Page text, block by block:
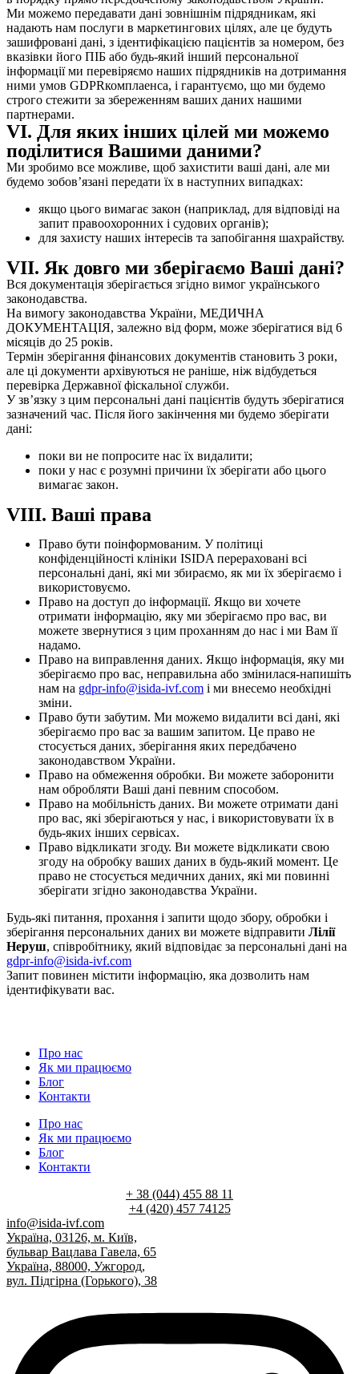
Ми можемо передавати дані зовнішнім підрядникам, які
надають нам послуги в маркетингових цілях, але це будуть
зашифровані дані, з ідентифікацією пацієнтів за номером, без
вказівки його ПІБ або будь-який інший персональної
інформації ми перевіряємо наших підрядників на дотримання
ними умов GDPRкомплаенса, і гарантуємо, що ми будемо
строго стежити за збереженням ваших даних нашими
партнерами.
VI. Для яких інших цілей ми можемо
поділитися Вашими даними?
Ми зробимо все можливе, щоб захистити ваші дані, але ми
будемо зобов’язані передати їх в наступних випадках:
якщо цього вимагає закон (наприклад, для відповіді на
запит правоохоронних і судових органів);
для захисту наших інтересів та запобігання шахрайству.
VII. Як довго ми зберігаємо Ваші дані?
Вся документація зберігається згідно вимог українського
законодавства.
На вимогу законодавства України, МЕДИЧНА
ДОКУМЕНТАЦІЯ, залежно від форм, може зберігатися від 6
місяців до 25 років.
Термін зберігання фінансових документів становить 3 роки,
але ці документи архівуються не раніше, ніж відбудеться
перевірка Державної фіскальної служби.
У зв’язку з цим персональні дані пацієнтів будуть зберігатися
зазначений час. Після його закінчення ми будемо зберігати
дані:
поки ви не попросите нас їх видалити;
поки у нас є розумні причини їх зберігати або цього
вимагає закон.
VIII. Ваші права
Право бути поінформованим. У політиці
конфіденційності клініки ISIDA перераховані всі
персональні дані, які ми збираємо, як ми їх зберігаємо і
використовуємо.
Право на доступ до інформації. Якщо ви хочете
отримати інформацію, яку ми зберігаємо про вас, ви
можете звернутися з цим проханням до нас і ми Вам її
надамо.
Право на виправлення даних. Якщо інформація, яку ми
зберігаємо про вас, неправильна або змінилася-напишіть
нам на gdpr-info@isida-ivf.com і ми внесемо необхідні
зміни.
Право бути забутим. Ми можемо видалити всі дані, які
зберігаємо про вас за вашим запитом. Це право не
стосується даних, зберігання яких передбачено
законодавством України.
Право на обмеження обробки. Ви можете заборонити
нам обробляти Ваші дані певним способом.
Право на мобільність даних. Ви можете отримати дані
про вас, які зберігаються у нас, і використовувати їх в
будь-яких інших сервісах.
Право відкликати згоду. Ви можете відкликати свою
згоду на обробку ваших даних в будь-який момент. Це
право не стосується медичних даних, які ми повинні
зберігати згідно законодавства України.
Будь-які питання, прохання і запити щодо збору, обробки і
зберігання персональних даних ви можете відправити Лілії
Неруш, співробітнику, який відповідає за персональні дані на
gdpr-info@isida-ivf.com
Запит повинен містити інформацію, яка дозволить нам
ідентифікувати вас.
Про нас
Як ми працюємо
Блог
Контакти
Про нас
Як ми працюємо
Блог
Контакти
+ 38 (044) 455 88 11
+4 (420) 457 74125
info@isida-ivf.com
Україна, 03126, м. Київ,
бульвар Вацлава Гавела, 65
Україна, 88000, Ужгород,
вул. Підгірна (Горького), 38